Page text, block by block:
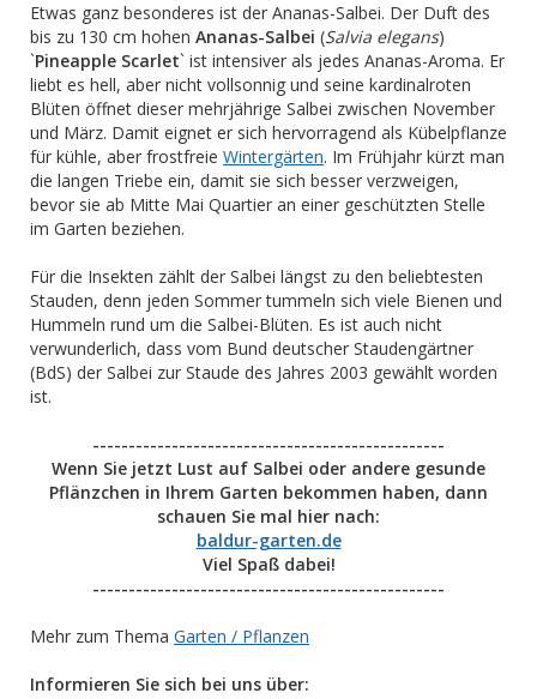
Etwas ganz besonderes ist der Ananas-Salbei. Der Duft des
bis zu 130 cm hohen Ananas-Salbei (Salvia elegans)
`Pineapple Scarlet` ist intensiver als jedes Ananas-Aroma. Er
liebt es hell, aber nicht vollsonnig und seine kardinalroten
Blüten öffnet dieser mehrjährige Salbei zwischen November
und März. Damit eignet er sich hervorragend als Kübelpflanze
für kühle, aber frostfreie Wintergärten. Im Frühjahr kürzt man
die langen Triebe ein, damit sie sich besser verzweigen,
bevor sie ab Mitte Mai Quartier an einer geschützten Stelle
im Garten beziehen.
Für die Insekten zählt der Salbei längst zu den beliebtesten
Stauden, denn jeden Sommer tummeln sich viele Bienen und
Hummeln rund um die Salbei-Blüten. Es ist auch nicht
verwunderlich, dass vom Bund deutscher Staudengärtner
(BdS) der Salbei zur Staude des Jahres 2003 gewählt worden
ist.
-------------------------------------------------
Wenn Sie jetzt Lust auf Salbei oder andere gesunde
Pflänzchen in Ihrem Garten bekommen haben, dann
schauen Sie mal hier nach:
baldur-garten.de
Viel Spaß dabei!
-------------------------------------------------
Mehr zum Thema Garten / Pflanzen
Informieren Sie sich bei uns über: